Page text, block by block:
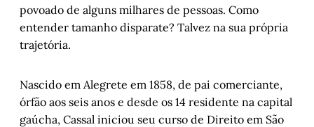
Pedaço de uma vida íntegra
O “avô” dos estudos do livro e da edição no Brasil
A medida das coisas humanas: Capítulo III
povoado de alguns milhares de pessoas. Como
entender tamanho disparate? Talvez na sua própria
trajetória.
Nascido em Alegrete em 1858, de pai comerciante,
órfão aos seis anos e desde os 14 residente na capital
gaúcha, Cassal iniciou seu curso de Direito em São